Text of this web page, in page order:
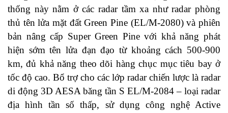
thống này nằm ở các radar tầm xa như radar phòng
thủ tên lửa mặt đất Green Pine (EL/M-2080) và phiên
bản nâng cấp Super Green Pine với khả năng phát
hiện sớm tên lửa đạn đạo từ khoảng cách 500-900
km, đủ khả năng theo dõi hàng chục mục tiêu bay ở
tốc độ cao. Bổ trợ cho các lớp radar chiến lược là radar
di động 3D AESA băng tần S EL/M‑2084 – loại radar
địa hình tần số thấp, sử dụng công nghệ Active